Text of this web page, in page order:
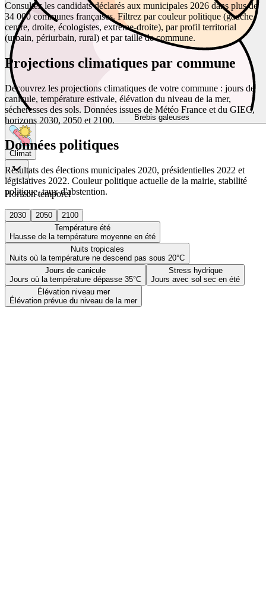
Brebis galeuses
Climat
Horizon temporel
2030 2050
2100
Température été
Hausse de la température moyenne en été
Nuits tropicales
Nuits où la température ne descend pas sous 20°C
Jours de canicule
Jours où la température dépasse 35°C
Stress hydrique
Jours avec sol sec en été
Élévation niveau mer
Élévation prévue du niveau de la mer
Consultez les candidats déclarés aux municipales 2026 dans plus de
34 000 communes françaises. Filtrez par couleur politique (gauche,
centre, droite, écologistes, extrême-droite), par profil territorial
(urbain, périurbain, rural) et par taille de commune.
Projections climatiques par commune
Découvrez les projections climatiques de votre commune : jours de
canicule, température estivale, élévation du niveau de la mer,
sécheresses des sols. Données issues de Météo France et du GIEC,
horizons 2030, 2050 et 2100.
Données politiques
Résultats des élections municipales 2020, présidentielles 2022 et
législatives 2022. Couleur politique actuelle de la mairie, stabilité
politique, taux d'abstention.